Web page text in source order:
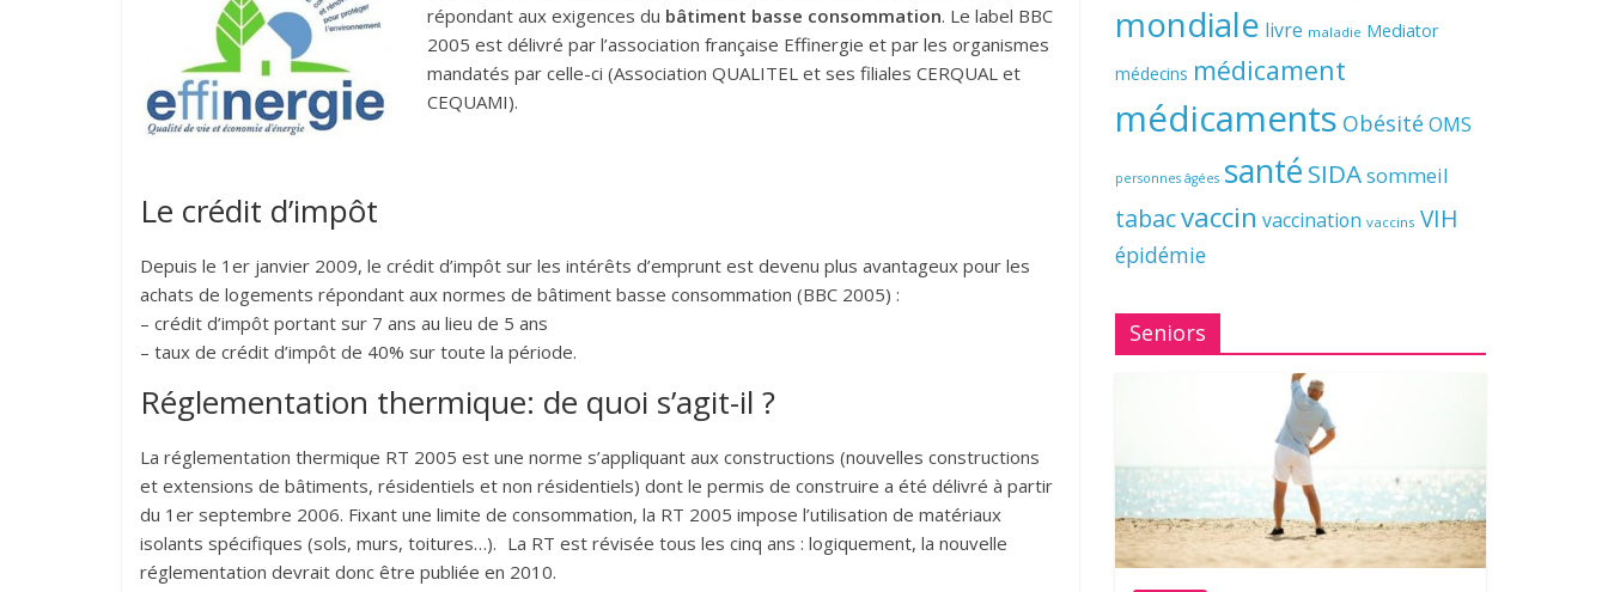
répondant aux exigences du bâtiment basse consommation. Le label BBC
2005 est délivré par l’association française Effinergie et par les organismes
mandatés par celle-ci (Association QUALITEL et ses filiales CERQUAL et
CEQUAMI).
Le crédit d’impôt
Depuis le 1er janvier 2009, le crédit d’impôt sur les intérêts d’emprunt est devenu plus avantageux pour les
achats de logements répondant aux normes de bâtiment basse consommation (BBC 2005) :
– crédit d’impôt portant sur 7 ans au lieu de 5 ans
– taux de crédit d’impôt de 40% sur toute la période.
Réglementation thermique: de quoi s’agit-il ?
La réglementation thermique RT 2005 est une norme s’appliquant aux constructions (nouvelles constructions
et extensions de bâtiments, résidentiels et non résidentiels) dont le permis de construire a été délivré à partir
du 1er septembre 2006. Fixant une limite de consommation, la RT 2005 impose l’utilisation de matériaux
isolants spécifiques (sols, murs, toitures…). La RT est révisée tous les cinq ans : logiquement, la nouvelle
réglementation devrait donc être publiée en 2010.
mondiale livre maladie Mediator
médecins médicament
médicaments Obésité OMS
personnes âgées santé SIDAsommeil
tabacvaccin vaccination vaccins VIH
épidémie
Seniors